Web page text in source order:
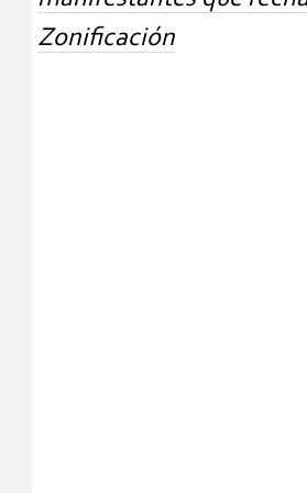
Zonificación